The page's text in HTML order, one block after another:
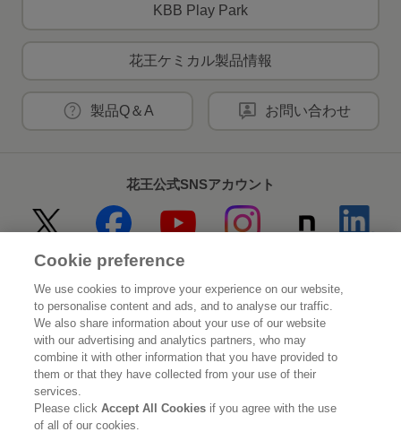
KBB Play Park
花王ケミカル製品情報
製品Q＆A お問い合わせ
花王公式SNSアカウント
Home 花王について
サステナビリティ イノベーション
ブランド 投資家情報
ニュースルーム 採用情報
Cookie preference
We use cookies to improve your experience on our website,
to personalise content and ads, and to analyse our traffic.
We also share information about your use of our website
with our advertising and analytics partners, who may
combine it with other information that you have provided to
them or that they have collected from your use of their
services.
Please clickAccept All Cookies if you agree with the use
of all of our cookies.